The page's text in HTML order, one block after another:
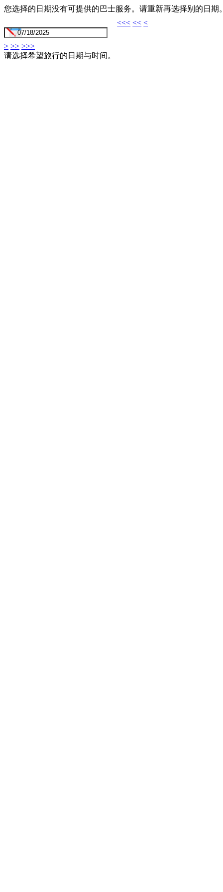
您选择的日期没有可提供的巴士服务。请重新再选择别的日期
<<< << <
> >> >>>
请选择希望旅行的日期与时间。